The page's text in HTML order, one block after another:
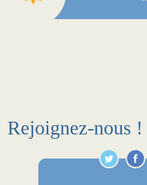
Rejoignez-nous !